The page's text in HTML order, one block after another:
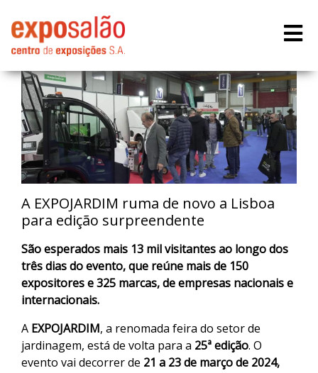
A EXPOJARDIM ruma de novo a Lisboa
para edição surpreendente
São esperados mais 13 mil visitantes ao longo dos
três dias do evento, que reúne mais de 150
expositores e 325 marcas, de empresas nacionais e
internacionais.
A EXPOJARDIM, a renomada feira do setor de
jardinagem, está de volta para a 25ª edição. O
evento vai decorrer de 21 a 23 de março de 2024,